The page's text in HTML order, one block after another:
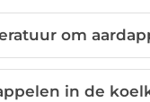
om
in de